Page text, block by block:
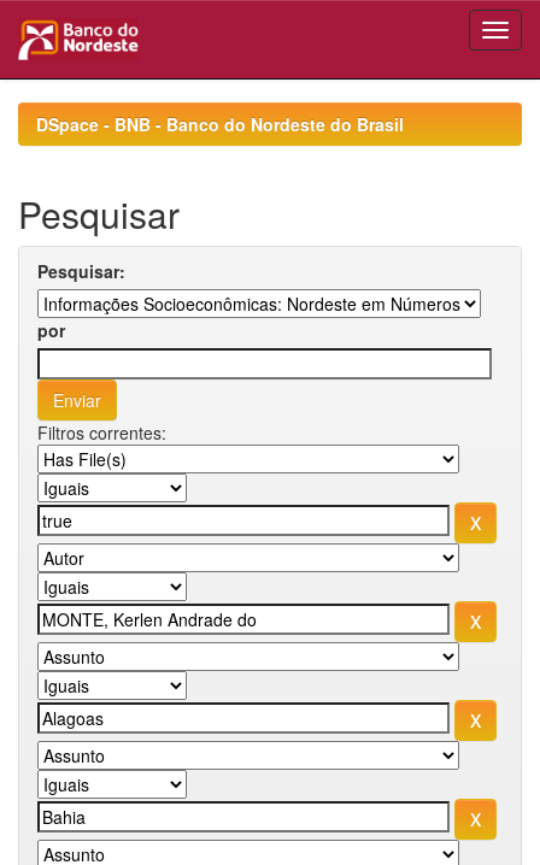
navigationDSpace - BNB - Banco do Nordeste do Brasil
Pesquisar
Pesquisar:
por
Filtros correntes: